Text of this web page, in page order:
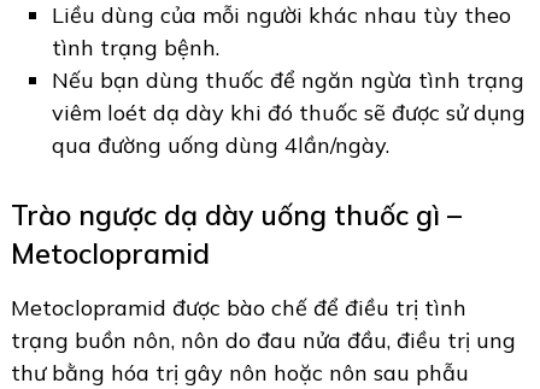
Liều dùng của mỗi người khác nhau tùy theo
tình trạng bệnh.
Nếu bạn dùng thuốc để ngăn ngừa tình trạng
viêm loét dạ dày khi đó thuốc sẽ được sử dụng
qua đường uống dùng 4lần/ngày.
Trào ngược dạ dày uống thuốc gì –
Metoclopramid
Metoclopramid được bào chế để điều trị tình
trạng buồn nôn, nôn do đau nửa đầu, điều trị ung
thư bằng hóa trị gây nôn hoặc nôn sau phẫu